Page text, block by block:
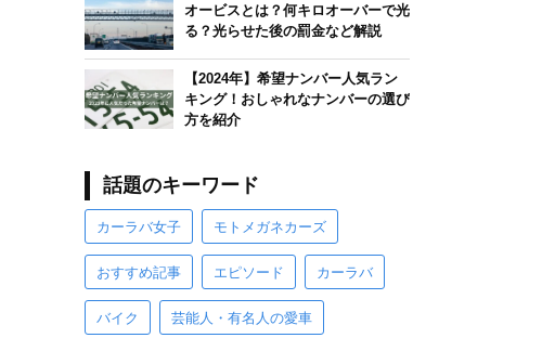
オービスとは？何キロオーバーで光
る？光らせた後の罰金など解説
【2024年】希望ナンバー人気ラン
キング！おしゃれなナンバーの選び
方を紹介
話題のキーワード
カーラバ女子 モトメガネカーズ
おすすめ記事 エピソード カーラバ
バイク 芸能人・有名人の愛車